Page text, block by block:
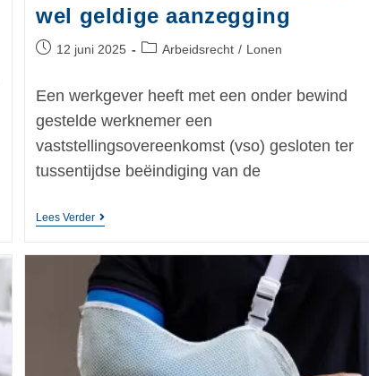
wel geldige aanzegging
12 juni 2025 Arbeidsrecht / Lonen
Een werkgever heeft met een onder bewind
gestelde werknemer een
vaststellingsovereenkomst (vso) gesloten ter
tussentijdse beëindiging van de
Lees Verder